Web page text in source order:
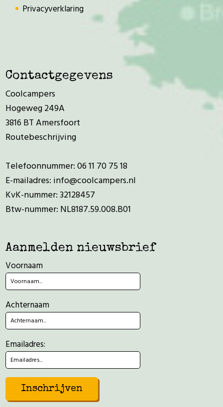
Privacyverklaring
Contactgegevens
Coolcampers
Hogeweg 249A
3816 BT Amersfoort
Routebeschrijving
Telefoonnummer:06 11 70 75 18
E-mailadres: info@coolcampers.nl
KvK-nummer: 32128457
Btw-nummer: NL8187.59.008.B01
Aanmelden nieuwsbrief
Voornaam
Achternaam
Emailadres: